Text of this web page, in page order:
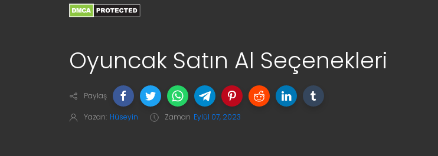
Oyuncak Satın Al Seçenekleri
Paylaş
Yazan: Hüseyin Zaman Eylül 07, 2023